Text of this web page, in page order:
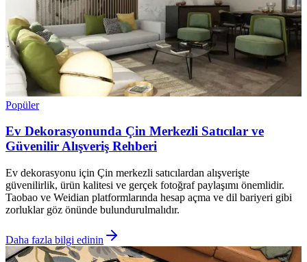
Popüler
Ev Dekorasyonunda Çin Merkezli Satıcılar ve
Güvenilir Alışveriş Rehberi
Ev dekorasyonu için Çin merkezli satıcılardan alışverişte
güvenilirlik, ürün kalitesi ve gerçek fotoğraf paylaşımı önemlidir.
Taobao ve Weidian platformlarında hesap açma ve dil bariyeri gibi
zorluklar göz önünde bulundurulmalıdır.
Daha fazla bilgi edinin